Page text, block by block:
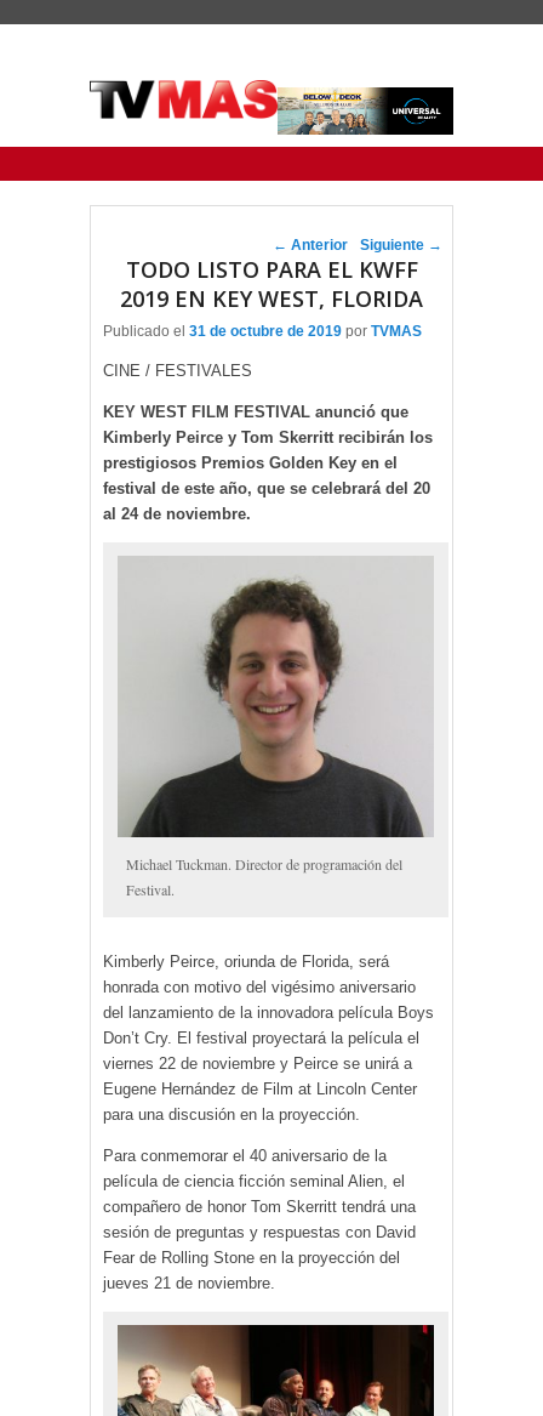
Navegador de artículos
← Anterior Siguiente →
TODO LISTO PARA EL KWFF
2019 EN KEY WEST, FLORIDA
Publicado el 31 de octubre de 2019 por TVMAS
CINE / FESTIVALES
KEY WEST FILM FESTIVAL anunció que
Kimberly Peirce y Tom Skerritt recibirán los
prestigiosos Premios Golden Key en el
festival de este año, que se celebrará del 20
al 24 de noviembre.
Michael Tuckman. Director de programación del
Festival.
Kimberly Peirce, oriunda de Florida, será
honrada con motivo del vigésimo aniversario
del lanzamiento de la innovadora película Boys
Don’t Cry. El festival proyectará la película el
viernes 22 de noviembre y Peirce se unirá a
Eugene Hernández de Film at Lincoln Center
para una discusión en la proyección.
Para conmemorar el 40 aniversario de la
película de ciencia ficción seminal Alien, el
compañero de honor Tom Skerritt tendrá una
sesión de preguntas y respuestas con David
Fear de Rolling Stone en la proyección del
jueves 21 de noviembre.